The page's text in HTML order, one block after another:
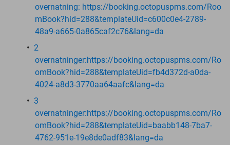
overnatning: https://booking.octopuspms.com/Roo
mBook?hid=288&templateUid=c600c0e4-2789-
48a9-a665-0a865caf2c76&lang=da
2
overnatninger:https://booking.octopuspms.com/Ro
omBook?hid=288&templateUid=fb4d372d-a0da-
4024-a8d3-3770aa64aafc&lang=da
3
overnatninger:https://booking.octopuspms.com/Ro
omBook?hid=288&templateUid=baabb148-7ba7-
4762-951e-19e8de0adf83&lang=da